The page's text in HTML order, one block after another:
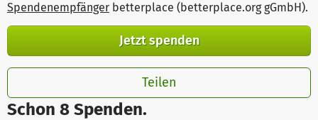
Schon 8 Spenden.
Spendenempfänger betterplace (betterplace.org gGmbH).
Jetzt spenden
Teilen